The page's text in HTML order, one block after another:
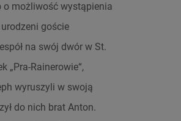
o możliwość wystąpienia
goście
na swój dwór w St.
„Pra-Rainerowie“,
wyruszyli w swoją
do nich brat Anton.